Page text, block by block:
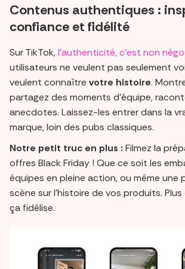
Contenus authentiques :
confiance et fidélité
Sur TikTok,l’authenticité, c’est non
utilisateurs ne veulent pas seulement
veulent connaître votre histoire.
partagez des moments d’équipe,
anecdotes. Laissez-les entrer dans la
marque, loin des pubs classiques.
Notre petit truc en plus : Filmez la
offres Black Friday ! Que ce soit les
équipes en pleine action, ou même une
scène sur l’histoire de vos produits. Plus
ça fidélise.